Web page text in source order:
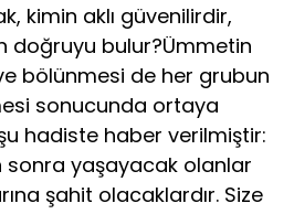
kimin aklı güvenilirdir,
doğruyu bulur?Ümmetin
bölünmesi de her grubun
sonucunda ortaya
hadiste haber verilmiştir:
sonra yaşayacak olanlar
şahit olacaklardır. Size